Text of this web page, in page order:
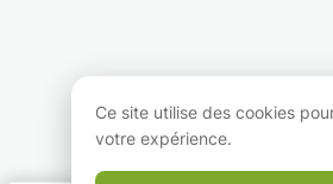
Ce site utilise des cookies
votre expérience.